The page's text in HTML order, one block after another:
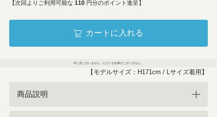
【次回よりご利用可能な 110 円分のポイント進呈】
カートに入れる
申し訳ございません。ただいま在庫がございません。
【モデルサイズ：H171cm / Lサイズ着用】
商品説明